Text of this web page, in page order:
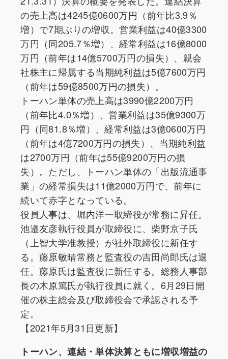
の売上高は4245億0600万円（前年比3.9％
増）で7期ぶりの増収。営業利益は40億3300
万円（同205.7％増）、経常利益は16億8000
万円（前年は14億5700万円の損失）、親会
社株主に帰属する当期純利益は5億7600万円
（前年は59億8500万円の損失）。
トーハン単体の売上高は3990億2200万円
（前年比4.0％増）、営業利益は35億9300万
円（同81.8％増）、経常利益は3億0600万円
（前年は4億7200万円の損失）、当期純利益
は2700万円（前年は55億9200万円の損
失）。ただし、トーハン単体の「出版流通事
業」の経常損失は11億2000万円で、前年に
続いて赤字となっている。
役員人事は、堀内洋一取締役が常務に昇任。
池邉友彦執行役員が取締役に、柴野京子氏
（上智大学准教授）が社外取締役に新任す
る。藤原敏晴常務と監査役の吉田尚郎氏は退
任。藤原氏は監査役に新任する。総務人事部
長の木原篤氏が執行役員に就く。6月29日開
催の株主総会及び取締役会で承認される予
定。
【2021年5月31日更新】
トーハン、連結・単体決算ともに増収増益の